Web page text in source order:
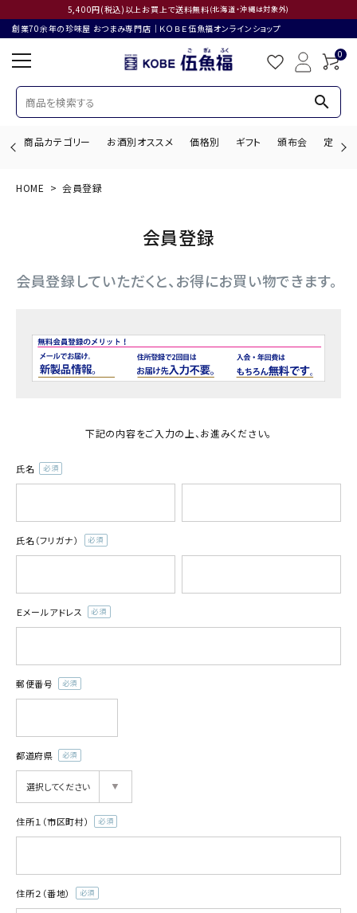
5,400円(税込)以上お買上で送料無料(北海道・沖縄は対象外)
創業70余年の珍味屋 おつまみ専門店│ＫＯＢＥ伍魚福オンラインショップ
0
search
商品カテゴリー お酒別オススメ 価格別 ギフト 頒布会 定期購
ACCOUNT MENU
ようこそ ゲスト 様
商品カテゴリー
HOME 会員登録
会員登録
会員登録していただくと、お得にお買い物できます。
下記の内容をご入力の上、お進みください。
氏名
(必
氏名（フリガナ）
(必
Ｅメールアドレス
(必
郵便番号
(必
都道府県
(必
須)
住所１（市区町村）
(必
住所２（番地）
(必